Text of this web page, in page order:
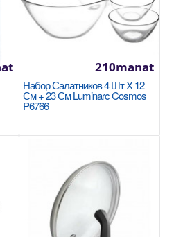
4л. Korkmaz Astra2 A2035
плоским крышкам
Набор Салатников 4 Шт X 12
См + 23 См Luminarc Cosmos
P6766
210manat